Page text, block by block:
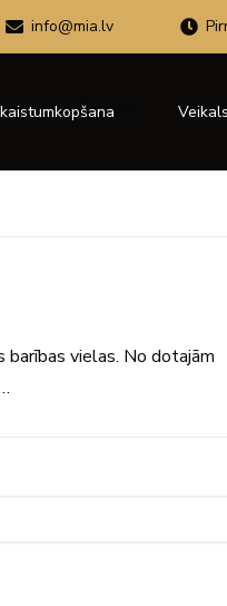
info@mia.lv
Veikals
barības vielas. No dotajām